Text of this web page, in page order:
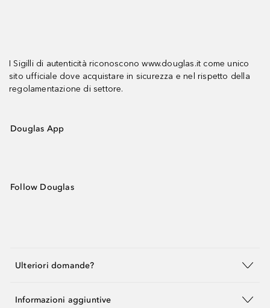
I Sigilli di autenticità riconoscono www.douglas.it come unico
sito ufficiale dove acquistare in sicurezza e nel rispetto della
regolamentazione di settore.
Douglas App
Follow Douglas
Ulteriori domande?
Informazioni aggiuntive